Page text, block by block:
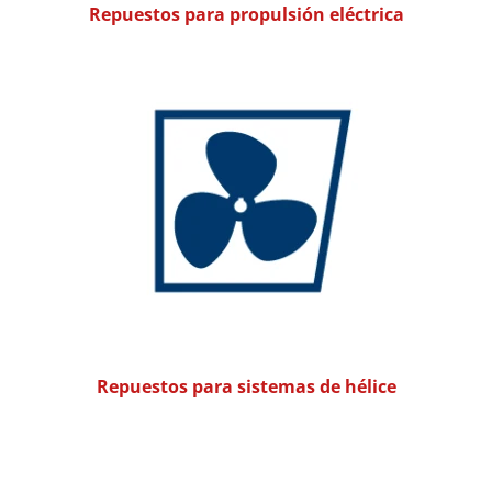
Repuestos para propulsión eléctrica
Repuestos para sistemas de hélice